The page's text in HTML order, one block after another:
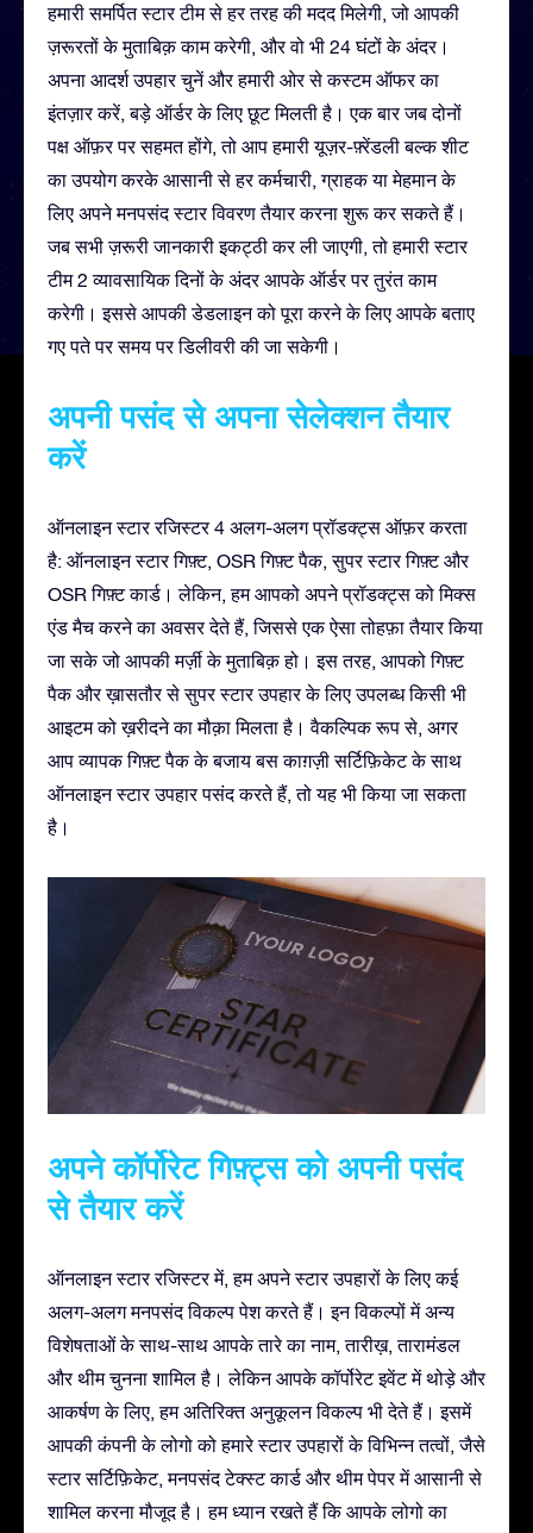
हमारी समर्पित स्टार टीम से हर तरह की मदद मिलेगी, जो आपकी
ज़रूरतों के मुताबिक़ काम करेगी, और वो भी 24 घंटों के अंदर।
अपना आदर्श उपहार चुनें और हमारी ओर से कस्टम ऑफर का
इंतज़ार करें, बड़े ऑर्डर के लिए छूट मिलती है। एक बार जब दोनों
पक्ष ऑफ़र पर सहमत होंगे, तो आप हमारी यूज़र-फ़्रेंडली बल्क शीट
का उपयोग करके आसानी से हर कर्मचारी, ग्राहक या मेहमान के
लिए अपने मनपसंद स्टार विवरण तैयार करना शुरू कर सकते हैं।
जब सभी ज़रूरी जानकारी इकट्ठी कर ली जाएगी, तो हमारी स्टार
टीम 2 व्यावसायिक दिनों के अंदर आपके ऑर्डर पर तुरंत काम
करेगी। इससे आपकी डेडलाइन को पूरा करने के लिए आपके बताए
गए पते पर समय पर डिलीवरी की जा सकेगी।
अपनी पसंद से अपना सेलेक्शन तैयार
करें
ऑनलाइन स्टार रजिस्टर 4 अलग-अलग प्रॉडक्ट्स ऑफ़र करता
है: ऑनलाइन स्टार गिफ़्ट, OSR गिफ़्ट पैक, सुपर स्टार गिफ़्ट और
OSR गिफ़्ट कार्ड। लेकिन, हम आपको अपने प्रॉडक्ट्स को मिक्स
एंड मैच करने का अवसर देते हैं, जिससे एक ऐसा तोहफ़ा तैयार किया
जा सके जो आपकी मर्ज़ी के मुताबिक़ हो। इस तरह, आपको गिफ़्ट
पैक और ख़ासतौर से सुपर स्टार उपहार के लिए उपलब्ध किसी भी
आइटम को ख़रीदने का मौक़ा मिलता है। वैकल्पिक रूप से, अगर
आप व्यापक गिफ़्ट पैक के बजाय बस काग़ज़ी सर्टिफ़िकेट के साथ
ऑनलाइन स्टार उपहार पसंद करते हैं, तो यह भी किया जा सकता
है।
अपने कॉर्पोरेट गिफ़्ट्स को अपनी पसंद
से तैयार करें
ऑनलाइन स्टार रजिस्टर में, हम अपने स्टार उपहारों के लिए कई
अलग-अलग मनपसंद विकल्प पेश करते हैं। इन विकल्पों में अन्य
विशेषताओं के साथ-साथ आपके तारे का नाम, तारीख़, तारामंडल
और थीम चुनना शामिल है। लेकिन आपके कॉर्पोरेट इवेंट में थोड़े और
आकर्षण के लिए, हम अतिरिक्त अनुकूलन विकल्प भी देते हैं। इसमें
आपकी कंपनी के लोगो को हमारे स्टार उपहारों के विभिन्न तत्वों, जैसे
स्टार सर्टिफ़िकेट, मनपसंद टेक्स्ट कार्ड और थीम पेपर में आसानी से
शामिल करना मौजूद है। हम ध्यान रखते हैं कि आपके लोगो का